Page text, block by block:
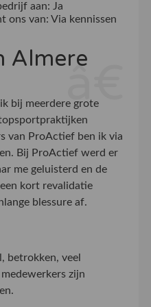
aan: Ja
ons van: Via kennissen
Almere
bij meerdere grote
van ProActief ben ik via
Bij ProActief werd er
me geluisterd en de
kort revalidatie
blessure af.
betrokken, veel
zijn